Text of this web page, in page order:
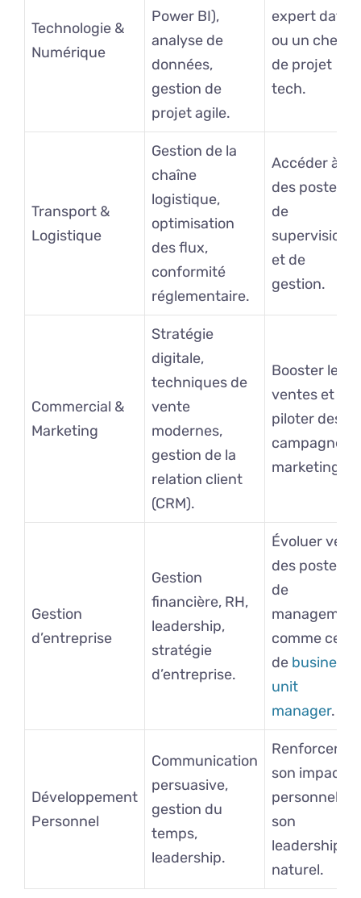
Technologie &
Numérique
Power BI),
analyse de
données,
gestion de
projet agile.
expert data
ou un chef
de projet
tech.
Transport &
Logistique
Gestion de la
chaîne
logistique,
optimisation
des flux,
conformité
réglementaire.
Accéder à
des postes
de
supervision
et de
gestion.
Commercial &
Marketing
Stratégie
digitale,
techniques de
vente
modernes,
gestion de la
relation client
(CRM).
Booster les
ventes et
piloter des
campagnes
marketing.
Gestion
d’entreprise
Gestion
financière, RH,
leadership,
stratégie
d’entreprise.
Évoluer vers
des postes
de
management
comme celui
de business
unit
manager.
Développement
Personnel
Communication
persuasive,
gestion du
temps,
leadership.
Renforcer
son impact
personnel et
son
leadership
naturel.